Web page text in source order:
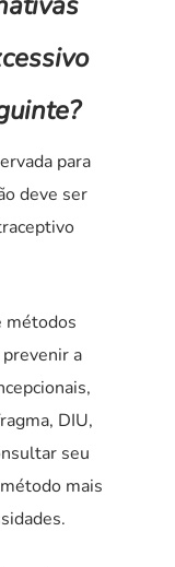
para
deve ser
métodos
a
DIU,
seu
mais